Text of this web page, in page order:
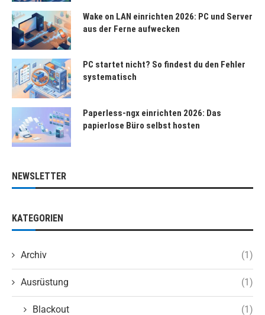
Wake on LAN einrichten 2026: PC und Server
aus der Ferne aufwecken
PC startet nicht? So findest du den Fehler
systematisch
Paperless-ngx einrichten 2026: Das
papierlose Büro selbst hosten
NEWSLETTER
KATEGORIEN
Archiv (1)
Ausrüstung (1)
Blackout (1)